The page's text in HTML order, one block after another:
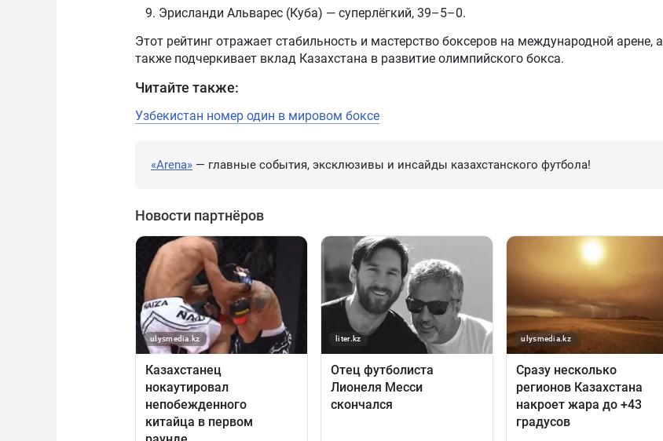
Эрисланди Альварес (Куба) — суперлёгкий, 39–5–0.
Этот рейтинг отражает стабильность и мастерство боксеров на международной арене, а
также подчеркивает вклад Казахстана в развитие олимпийского бокса.
Читайте также:
Узбекистан номер один в мировом боксе
«Arena» — главные события, эксклюзивы и инсайды казахстанского футбола!